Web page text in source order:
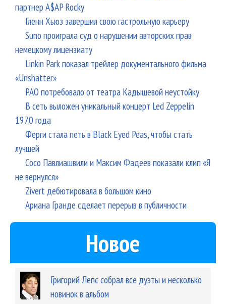
партнер A$AP Rocky
Гленн Хьюз завершил свою гастрольную карьеру
Suno проиграла суд о нарушении авторских прав
немецкому лицензиату
Linkin Park показал трейлер документального фильма
«Unshatter»
РАО потребовало от театра Кадышевой неустойку
В сеть выложен уникальный концерт Led Zeppelin
1970 года
Ферги стала петь в Black Eyed Peas, чтобы стать
лучшей
Сосо Павлиашвили и Максим Фадеев показали клип «Я
не вернулся»
Zivert дебютировала в большом кино
Ариана Гранде сделает перерыв в публичности
Новое
Григорий Лепс собрал все дуэты и несколько
новинок в альбом